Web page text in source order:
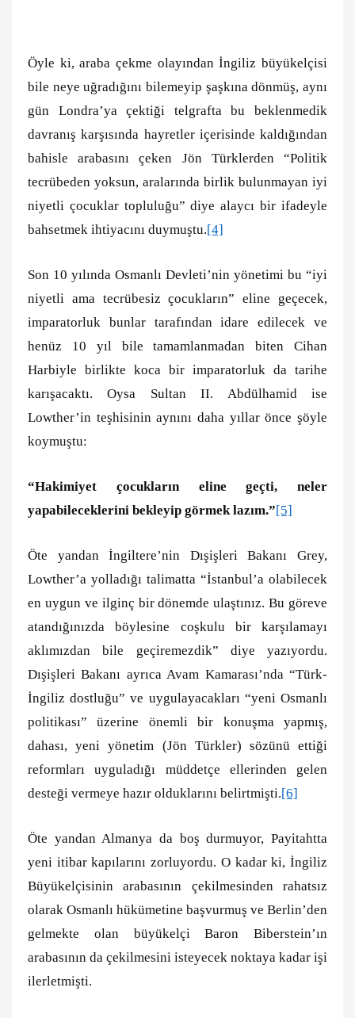
Öyle ki, araba çekme olayından İngiliz büyükelçisi
bile neye uğradığını bilemeyip şaşkına dönmüş, aynı
gün Londra’ya çektiği telgrafta bu beklenmedik
davranış karşısında hayretler içerisinde kaldığından
bahisle arabasını çeken Jön Türklerden “Politik
tecrübeden yoksun, aralarında birlik bulunmayan iyi
niyetli çocuklar topluluğu” diye alaycı bir ifadeyle
bahsetmek ihtiyacını duymuştu.[4]
Son 10 yılında Osmanlı Devleti’nin yönetimi bu “iyi
niyetli ama tecrübesiz çocukların” eline geçecek,
imparatorluk bunlar tarafından idare edilecek ve
henüz 10 yıl bile tamamlanmadan biten Cihan
Harbiyle birlikte koca bir imparatorluk da tarihe
karışacaktı. Oysa Sultan II. Abdülhamid ise
Lowther’in teşhisinin aynını daha yıllar önce şöyle
koymuştu:
“Hakimiyet çocukların eline geçti, neler
yapabileceklerini bekleyip görmek lazım.”[5]
Öte yandan İngiltere’nin Dışişleri Bakanı Grey,
Lowther’a yolladığı talimatta “İstanbul’a olabilecek
en uygun ve ilginç bir dönemde ulaştınız. Bu göreve
atandığınızda böylesine coşkulu bir karşılamayı
aklımızdan bile geçiremezdik” diye yazıyordu.
Dışişleri Bakanı ayrıca Avam Kamarası’nda “Türk-
İngiliz dostluğu” ve uygulayacakları “yeni Osmanlı
politikası” üzerine önemli bir konuşma yapmış,
dahası, yeni yönetim (Jön Türkler) sözünü ettiği
reformları uyguladığı müddetçe ellerinden gelen
desteği vermeye hazır olduklarını belirtmişti.[6]
Öte yandan Almanya da boş durmuyor, Payitahtta
yeni itibar kapılarını zorluyordu. O kadar ki, İngiliz
Büyükelçisinin arabasının çekilmesinden rahatsız
olarak Osmanlı hükümetine başvurmuş ve Berlin’den
gelmekte olan büyükelçi Baron Biberstein’ın
arabasının da çekilmesini isteyecek noktaya kadar işi
ilerletmişti.